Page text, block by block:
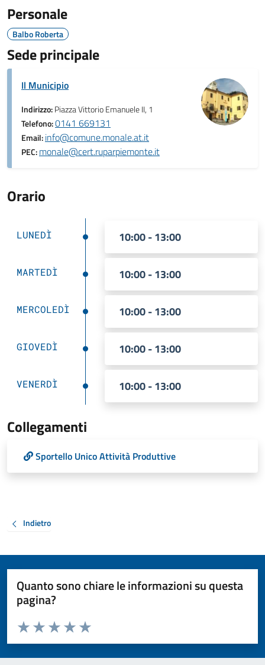
Personale
Balbo Roberta
Sede principale
Il Municipio
Indirizzo:Piazza Vittorio Emanuele II, 1
Telefono:0141 669131
Email:info@comune.monale.at.it
PEC:monale@cert.ruparpiemonte.it
Orario
LUNEDÌ 10:00 - 13:00
MARTEDÌ 10:00 - 13:00
MERCOLEDÌ 10:00 - 13:00
GIOVEDÌ 10:00 - 13:00
VENERDÌ 10:00 - 13:00
Collegamenti
Sportello Unico Attività Produttive
Indietro
Quanto sono chiare le informazioni su questa
pagina?
Valuta da 1 a 5 stelle la pagina
Valuta 5 stelle su 5
Valuta 4 stelle su 5
Valuta 3 stelle su 5
Valuta 2 stelle su 5
Valuta 1 stelle su 5